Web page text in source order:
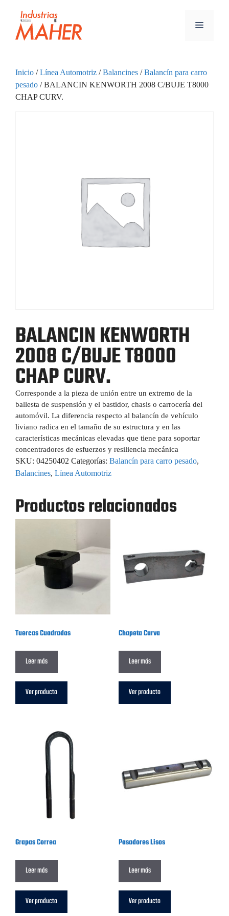
Inicio /Línea Automotriz /Balancines /Balancín para carro
pesado / BALANCIN KENWORTH 2008 C/BUJE T8000
CHAP CURV.
BALANCIN KENWORTH
2008 C/BUJE T8000
CHAP CURV.
Corresponde a la pieza de unión entre un extremo de la
ballesta de suspensión y el bastidor, chasis o carrocería del
automóvil. La diferencia respecto al balancín de vehículo
liviano radica en el tamaño de su estructura y en las
características mecánicas elevadas que tiene para soportar
concentradores de esfuerzos y resiliencia mecánica
SKU: 04250402 Categorías: Balancín para carro pesado,
Balancines, Línea Automotriz
Productos relacionados
Tuercas Cuadradas
Leer más
Ver producto
Chapeta Curva
Leer más
Ver producto
Grapas Correa
Leer más
Ver producto
Pasadores Lisos
Leer más
Ver producto